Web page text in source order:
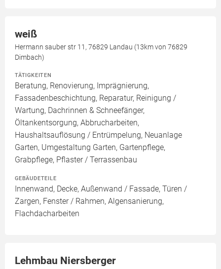
weiß
Hermann sauber str 11, 76829 Landau (13km von 76829
Dimbach)
TÄTIGKEITEN
Beratung, Renovierung, Imprägnierung,
Fassadenbeschichtung, Reparatur, Reinigung /
Wartung, Dachrinnen & Schneefänger,
Öltankentsorgung, Abbrucharbeiten,
Haushaltsauflösung / Entrümpelung, Neuanlage
Garten, Umgestaltung Garten, Gartenpflege,
Grabpflege, Pflaster / Terrassenbau
GEBÄUDETEILE
Innenwand, Decke, Außenwand / Fassade, Türen /
Zargen, Fenster / Rahmen, Algensanierung,
Flachdacharbeiten
Lehmbau Niersberger